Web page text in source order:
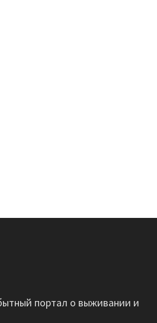
портал о выживании и